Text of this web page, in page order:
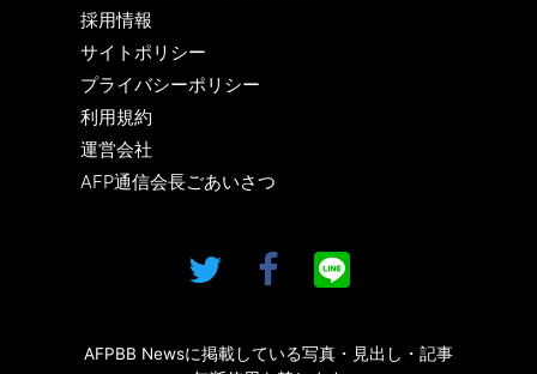
採用情報
サイトポリシー
プライバシーポリシー
利用規約
運営会社
AFP通信会長ごあいさつ
AFPBB Newsに掲載している写真・見出し・記事